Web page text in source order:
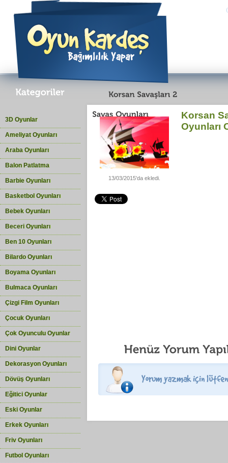
3D Oyunlar
Ameliyat Oyunları
Araba Oyunları
Balon Patlatma
Barbie Oyunları
Basketbol Oyunları
Bebek Oyunları
Beceri Oyunları
Ben 10 Oyunları
Bilardo Oyunları
Boyama Oyunları
Bulmaca Oyunları
Çizgi Film Oyunları
Çocuk Oyunları
Çok Oyunculu Oyunlar
Dini Oyunlar
Dekorasyon Oyunları
Dövüş Oyunları
Eğitici Oyunlar
Eski Oyunlar
Erkek Oyunları
Friv Oyunları
Futbol Oyunları
13/03/2015'da ekledi.
Korsan
Oyunları